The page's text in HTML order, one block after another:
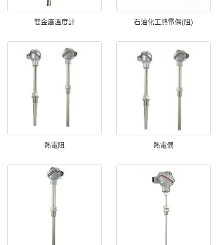
雙金屬溫度計 石油化工熱電偶(阻)
熱電阻 熱電偶